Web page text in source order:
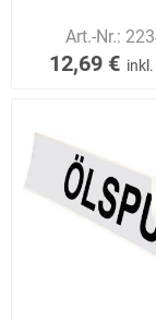
Art.-Nr.:
12,69 €